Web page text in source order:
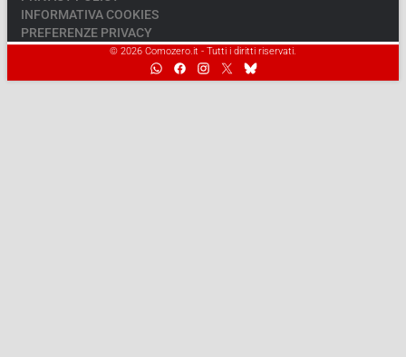
INFORMATIVA COOKIES
PREFERENZE PRIVACY
© 2026 Comozero.it - Tutti i diritti riservati.